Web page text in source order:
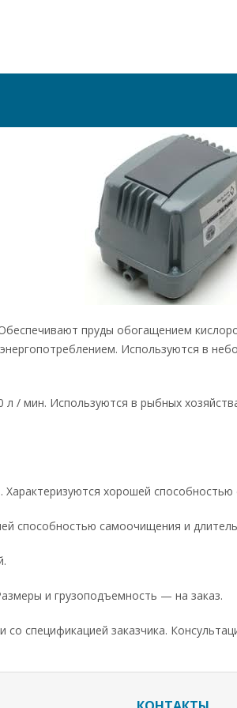
пруды обогащением
Используются в
/ мин. Используются в рыбных
хорошей
способностью самоочищения и
и грузоподъемность — на заказ.
спецификацией заказчика.